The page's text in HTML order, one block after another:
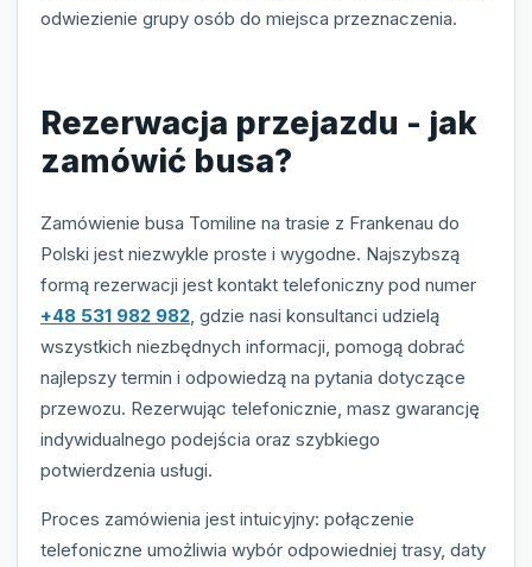
odwiezienie grupy osób do miejsca przeznaczenia.
Rezerwacja przejazdu - jak
zamówić busa?
Zamówienie busa Tomiline na trasie z Frankenau do
Polski jest niezwykle proste i wygodne. Najszybszą
formą rezerwacji jest kontakt telefoniczny pod numer
+48 531 982 982 , gdzie nasi konsultanci udzielą
wszystkich niezbędnych informacji, pomogą dobrać
najlepszy termin i odpowiedzą na pytania dotyczące
przewozu. Rezerwując telefonicznie, masz gwarancję
indywidualnego podejścia oraz szybkiego
potwierdzenia usługi.
Proces zamówienia jest intuicyjny: połączenie
telefoniczne umożliwia wybór odpowiedniej trasy, daty